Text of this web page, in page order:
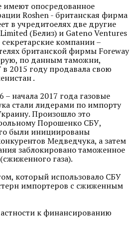
имеют опосредованное
Roshen - британская фирма
в учредитоелях две другие
(Белиз) и Gateno Ventures
компании –
британской фирмы Foreway
по данным таможни,
2015 году продавала свою
.
начала 2017 года газовые
стали лидерами по импорту
Произошло это
Порошенко СБУ,
были инициированы
Медведчука, а затем
заблокировано таможенное
газа).
который использовало СБУ
импортеров с сжиженным
к финансированию